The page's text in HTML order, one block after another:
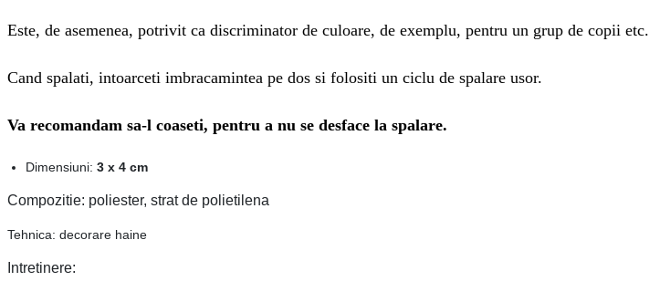
Este, de asemenea, potrivit ca discriminator de culoare, de exemplu, pentru un grup de copii etc.
Cand spalati, intoarceti imbracamintea pe dos si folositi un ciclu de spalare usor.
Va recomandam sa-l coaseti, pentru a nu se desface la spalare.
Dimensiuni: 3 x 4 cm
Compozitie: poliester, strat de polietilena
Tehnica: decorare haine
Intretinere: